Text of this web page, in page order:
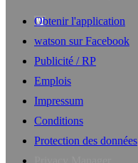
Obtenir l'application
watson sur Facebook
Publicité / RP
Emplois
Impressum
Conditions
Protection des données